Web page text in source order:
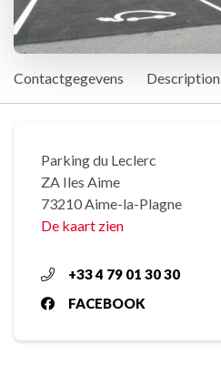
Contactgegevens Description
Parking du Leclerc
ZA Iles Aime
73210 Aime-la-Plagne
De kaart zien
+33 4 79 01 30 30
FACEBOOK